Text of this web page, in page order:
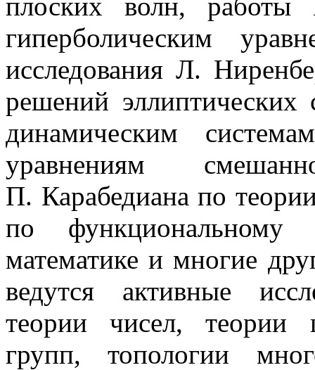
гиперболическим
исследования Л.
решений
динамическим
уравнениям
П. Карабедиана по
по функциональному
математике и многие
ведутся активные
теории чисел, теории
групп, топологии